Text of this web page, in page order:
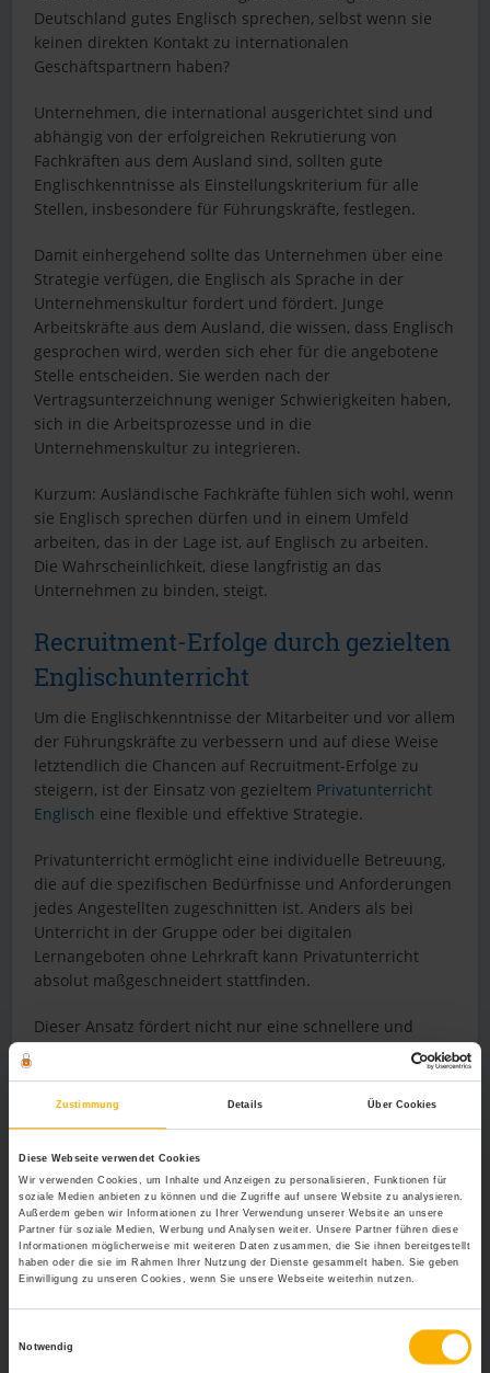
Zustimmung Details Über Cookies
Diese Webseite verwendet Cookies
Wir verwenden Cookies, um Inhalte und Anzeigen zu personalisieren, Funktionen für
soziale Medien anbieten zu können und die Zugriffe auf unsere Website zu analysieren.
Außerdem geben wir Informationen zu Ihrer Verwendung unserer Website an unsere
Partner für soziale Medien, Werbung und Analysen weiter. Unsere Partner führen diese
Informationen möglicherweise mit weiteren Daten zusammen, die Sie ihnen bereitgestellt
haben oder die sie im Rahmen Ihrer Nutzung der Dienste gesammelt haben. Sie geben
Einwilligung zu unseren Cookies, wenn Sie unsere Webseite weiterhin nutzen.
Notwendig
Deutschland gutes Englisch sprechen, selbst wenn sie
keinen direkten Kontakt zu internationalen
Geschäftspartnern haben?
Unternehmen, die international ausgerichtet sind und
abhängig von der erfolgreichen Rekrutierung von
Fachkräften aus dem Ausland sind, sollten gute
Englischkenntnisse als Einstellungskriterium für alle
Stellen, insbesondere für Führungskräfte, festlegen.
Damit einhergehend sollte das Unternehmen über eine
Strategie verfügen, die Englisch als Sprache in der
Unternehmenskultur fordert und fördert. Junge
Arbeitskräfte aus dem Ausland, die wissen, dass Englisch
gesprochen wird, werden sich eher für die angebotene
Stelle entscheiden. Sie werden nach der
Vertragsunterzeichnung weniger Schwierigkeiten haben,
sich in die Arbeitsprozesse und in die
Unternehmenskultur zu integrieren.
Kurzum: Ausländische Fachkräfte fühlen sich wohl, wenn
sie Englisch sprechen dürfen und in einem Umfeld
arbeiten, das in der Lage ist, auf Englisch zu arbeiten.
Die Wahrscheinlichkeit, diese langfristig an das
Unternehmen zu binden, steigt.
Recruitment-Erfolge durch gezielten
Englischunterricht
Um die Englischkenntnisse der Mitarbeiter und vor allem
der Führungskräfte zu verbessern und auf diese Weise
letztendlich die Chancen auf Recruitment-Erfolge zu
steigern, ist der Einsatz von gezieltem Privatunterricht
Englisch eine flexible und effektive Strategie.
Privatunterricht ermöglicht eine individuelle Betreuung,
die auf die spezifischen Bedürfnisse und Anforderungen
jedes Angestellten zugeschnitten ist. Anders als bei
Unterricht in der Gruppe oder bei digitalen
Lernangeboten ohne Lehrkraft kann Privatunterricht
absolut maßgeschneidert stattfinden.
Dieser Ansatz fördert nicht nur eine schnellere und
effizientere Verbesserung der Sprachkenntnisse,
Führungskraft auch, sich den Bedürfnissen
qualifizierten Lehrkraft ist dementsprechend sehr
effektiv und führt zu raschen Erfolgen.
Die Vorteile von privatem Englischunterricht
zusammengefasst:
Effiziente Weiterentwicklung: Durch Privatunterricht
können Mitarbeiter ihre Englischkenntnisse gezielt